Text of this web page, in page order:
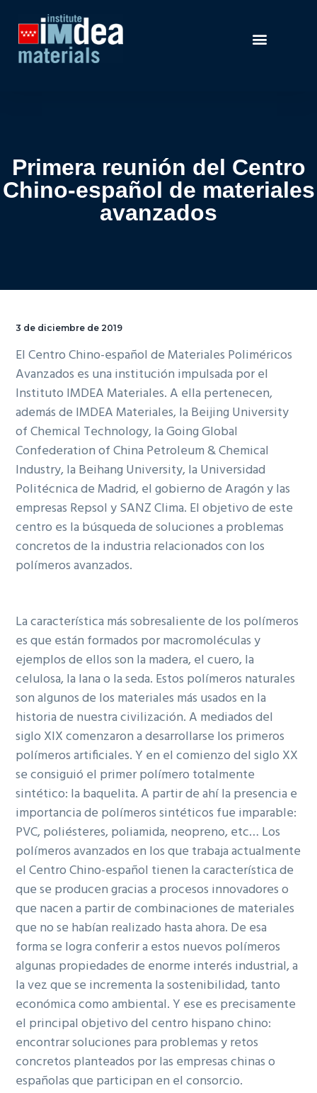
Primera reunión del Centro
Chino-español de materiales
avanzados
3 de diciembre de 2019
El Centro Chino-español de Materiales Poliméricos
Avanzados es una institución impulsada por el
Instituto IMDEA Materiales. A ella pertenecen,
además de IMDEA Materiales, la Beijing University
of Chemical Technology, la Going Global
Confederation of China Petroleum & Chemical
Industry, la Beihang University, la Universidad
Politécnica de Madrid, el gobierno de Aragón y las
empresas Repsol y SANZ Clima. El objetivo de este
centro es la búsqueda de soluciones a problemas
concretos de la industria relacionados con los
polímeros avanzados.
La característica más sobresaliente de los polímeros
es que están formados por macromoléculas y
ejemplos de ellos son la madera, el cuero, la
celulosa, la lana o la seda. Estos polímeros naturales
son algunos de los materiales más usados en la
historia de nuestra civilización. A mediados del
siglo XIX comenzaron a desarrollarse los primeros
polímeros artificiales. Y en el comienzo del siglo XX
se consiguió el primer polímero totalmente
sintético: la baquelita. A partir de ahí la presencia e
importancia de polímeros sintéticos fue imparable:
PVC, poliésteres, poliamida, neopreno, etc… Los
polímeros avanzados en los que trabaja actualmente
el Centro Chino-español tienen la característica de
que se producen gracias a procesos innovadores o
que nacen a partir de combinaciones de materiales
que no se habían realizado hasta ahora. De esa
forma se logra conferir a estos nuevos polímeros
algunas propiedades de enorme interés industrial, a
la vez que se incrementa la sostenibilidad, tanto
económica como ambiental. Y ese es precisamente
el principal objetivo del centro hispano chino:
encontrar soluciones para problemas y retos
concretos planteados por las empresas chinas o
españolas que participan en el consorcio.